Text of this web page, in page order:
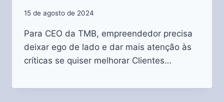
15 de agosto de 2024
Para CEO da TMB, empreendedor precisa
deixar ego de lado e dar mais atenção às
críticas se quiser melhorar Clientes…